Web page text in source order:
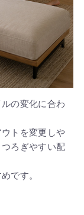
の変化に合わ
トを変更しや
ろぎやすい配
です。